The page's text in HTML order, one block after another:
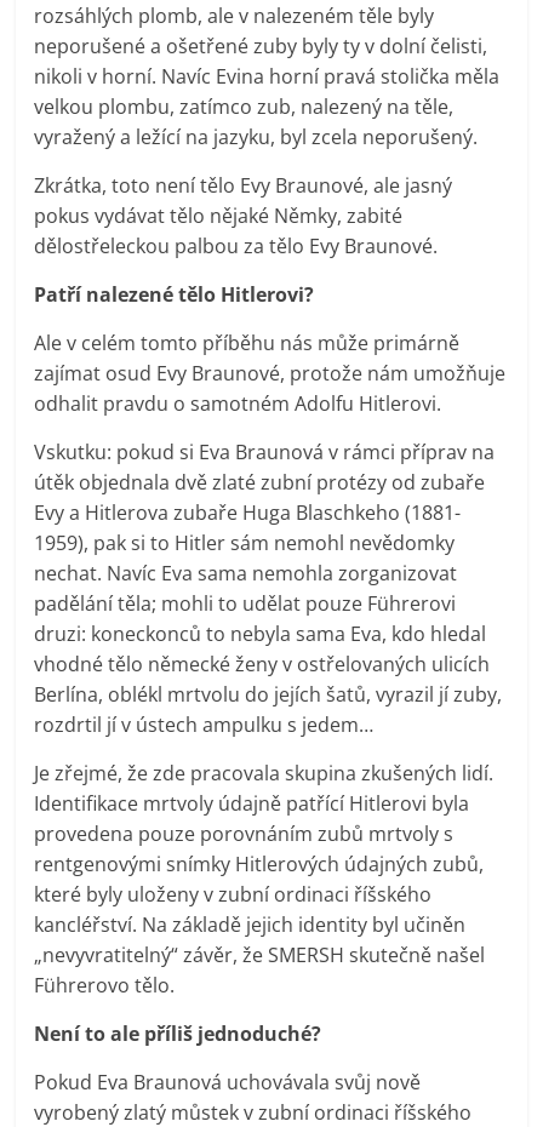
rozsáhlých plomb, ale v nalezeném těle byly
neporušené a ošetřené zuby byly ty v dolní čelisti,
nikoli v horní. Navíc Evina horní pravá stolička měla
velkou plombu, zatímco zub, nalezený na těle,
vyražený a ležící na jazyku, byl zcela neporušený.
Zkrátka, toto není tělo Evy Braunové, ale jasný
pokus vydávat tělo nějaké Němky, zabité
dělostřeleckou palbou za tělo Evy Braunové.
Patří nalezené tělo Hitlerovi?
Ale v celém tomto příběhu nás může primárně
zajímat osud Evy Braunové, protože nám umožňuje
odhalit pravdu o samotném Adolfu Hitlerovi.
Vskutku: pokud si Eva Braunová v rámci příprav na
útěk objednala dvě zlaté zubní protézy od zubaře
Evy a Hitlerova zubaře Huga Blaschkeho (1881-
1959), pak si to Hitler sám nemohl nevědomky
nechat. Navíc Eva sama nemohla zorganizovat
padělání těla; mohli to udělat pouze Führerovi
druzi: koneckonců to nebyla sama Eva, kdo hledal
vhodné tělo německé ženy v ostřelovaných ulicích
Berlína, oblékl mrtvolu do jejích šatů, vyrazil jí zuby,
rozdrtil jí v ústech ampulku s jedem…
Je zřejmé, že zde pracovala skupina zkušených lidí.
Identifikace mrtvoly údajně patřící Hitlerovi byla
provedena pouze porovnáním zubů mrtvoly s
rentgenovými snímky Hitlerových údajných zubů,
které byly uloženy v zubní ordinaci říšského
kancléřství. Na základě jejich identity byl učiněn
„nevyvratitelný“ závěr, že SMERSH skutečně našel
Führerovo tělo.
Není to ale příliš jednoduché?
Pokud Eva Braunová uchovávala svůj nově
vyrobený zlatý můstek v zubní ordinaci říšského